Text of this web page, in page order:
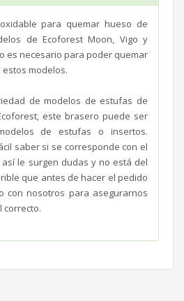
para quemar hueso de
de Ecoforest Moon, Vigo y
es necesario para poder quemar
modelos.
de modelos de estufas de
este brasero puede ser
de estufas o insertos.
saber si se corresponde con el
le surgen dudas y no está del
que antes de hacer el pedido
con nosotros para asegurarnos
correcto.